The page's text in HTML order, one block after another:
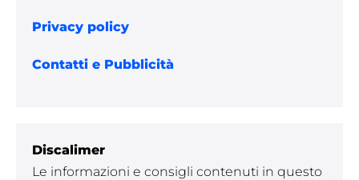
Privacy policy
Contatti e Pubblicità
Discalimer
Le informazioni e consigli contenuti in questo